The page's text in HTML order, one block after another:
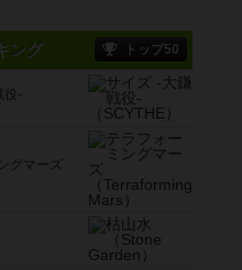
ング トップ50
役-
グマーズ